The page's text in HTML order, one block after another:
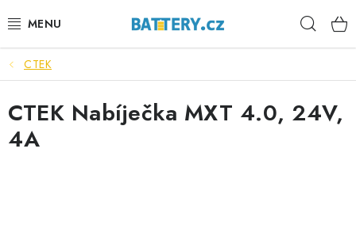
na
VÝHODNÉ SETY
SLUŽBY
AUTOBATERIE
CTEK
CTEK Nabíječka MXT 4.0, 24V,
4A